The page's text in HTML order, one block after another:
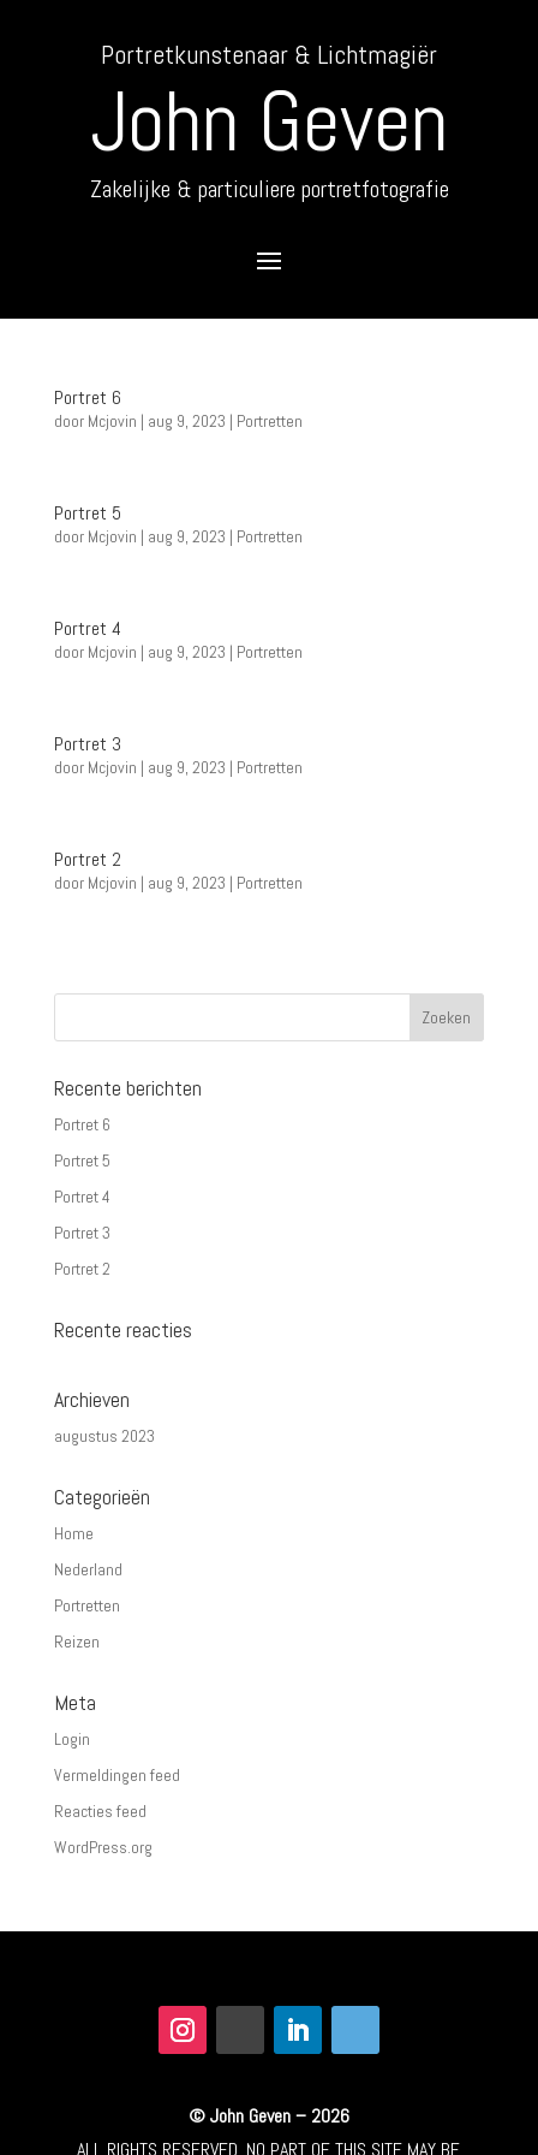
Portretkunstenaar & Lichtmagiër
John Geven
Zakelijke & particuliere portretfotografie
Portret 6
door Mcjovin | aug 9, 2023 | Portretten
Portret 5
door Mcjovin | aug 9, 2023 | Portretten
Portret 4
door Mcjovin | aug 9, 2023 | Portretten
Portret 3
door Mcjovin | aug 9, 2023 | Portretten
Portret 2
door Mcjovin | aug 9, 2023 | Portretten
Recente berichten
Portret 6
Portret 5
Portret 4
Portret 3
Portret 2
Recente reacties
Archieven
augustus 2023
Categorieën
Home
Nederland
Portretten
Reizen
Meta
Login
Vermeldingen feed
Reacties feed
WordPress.org
© John Geven – 2026
ALL RIGHTS RESERVED. NO PART OF THIS SITE MAY BE